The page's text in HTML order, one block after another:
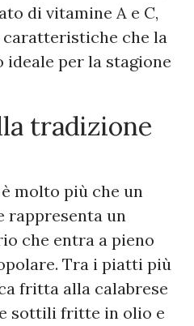
di vitamine A e C,
che la
per la stagione
tradizione
molto più che un
rappresenta un
che entra a pieno
Tra i piatti più
fritta alla calabrese
sottili fritte in olio e